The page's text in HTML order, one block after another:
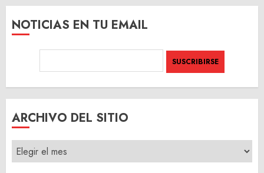
NOTICIAS EN TU EMAIL
ARCHIVO DEL SITIO
ARCHIVO
DEL